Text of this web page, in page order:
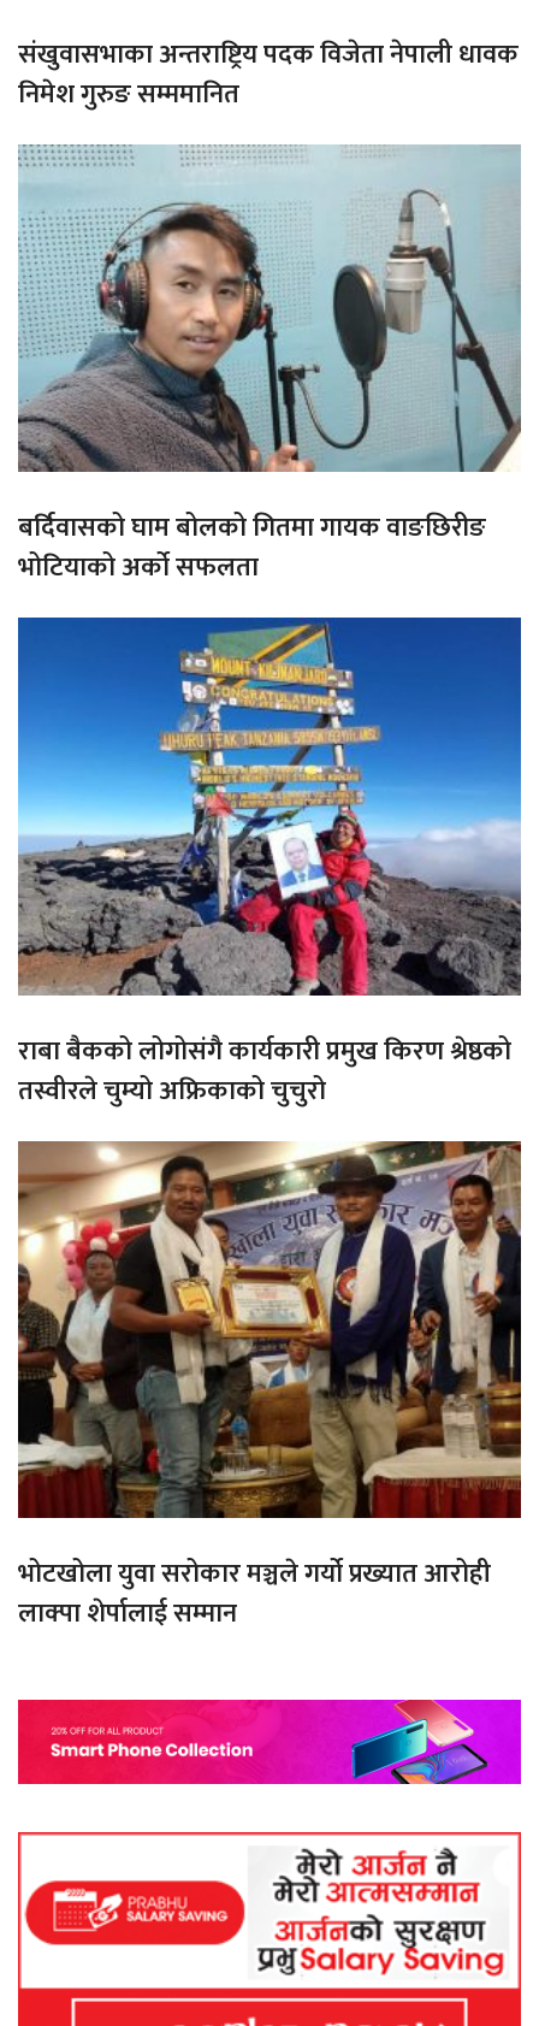
संखुवासभाका अन्तराष्ट्रिय पदक विजेता नेपाली धावक
निमेश गुरुङ सम्ममानित
बर्दिवासको घाम बोलको गितमा गायक वाङछिरीङ
भोटियाको अर्को सफलता
राबा बैकको लोगोसंगै कार्यकारी प्रमुख किरण श्रेष्ठको
तस्वीरले चुम्यो अफ्रिकाको चुचुरो
भोटखोला युवा सरोकार मञ्चले गर्यो प्रख्यात आरोही
लाक्पा शेर्पालाई सम्मान